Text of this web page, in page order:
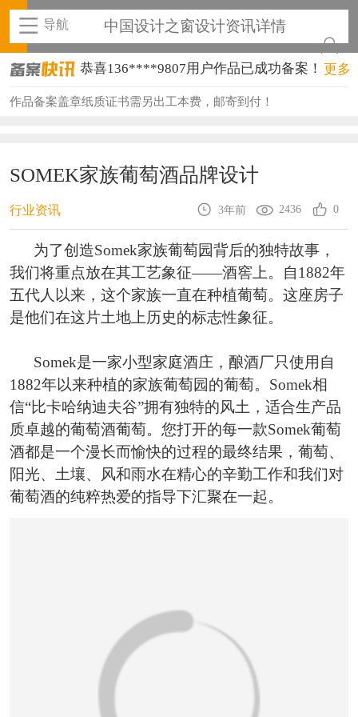
导航 中国设计之窗设计资讯详情
恭喜136****9807用户作品已成功备案！
恭喜159****4930用户作品已成功备案！
恭喜131****1475用户作品已成功备案！
恭喜133****8874用户作品已成功备案！
恭喜138****8638用户作品已成功备案！
恭喜133****9020用户作品已成功备案！
更多
作品备案盖章纸质证书需另出工本费，邮寄到付！
SOMEK家族葡萄酒品牌设计
行业资讯 3年前 2436 0
为了创造Somek家族葡萄园背后的独特故事，
我们将重点放在其工艺象征——酒窖上。自1882年
五代人以来，这个家族一直在种植葡萄。这座房子
是他们在这片土地上历史的标志性象征。
Somek是一家小型家庭酒庄，酿酒厂只使用自
1882年以来种植的家族葡萄园的葡萄。Somek相
信“比卡哈纳迪夫谷”拥有独特的风土，适合生产品
质卓越的葡萄酒葡萄。您打开的每一款Somek葡萄
酒都是一个漫长而愉快的过程的最终结果，葡萄、
阳光、土壤、风和雨水在精心的辛勤工作和我们对
葡萄酒的纯粹热爱的指导下汇聚在一起。